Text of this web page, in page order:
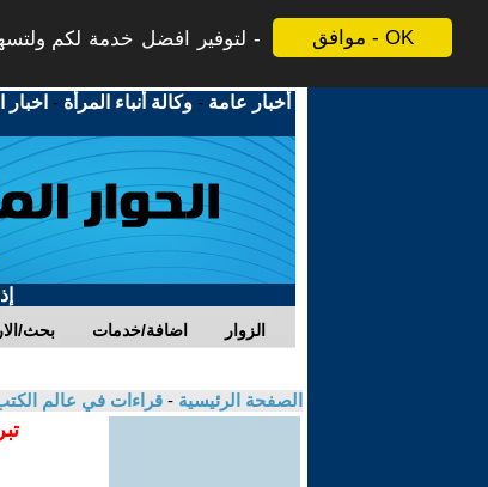
موافق - OK
لتوفير افضل خدمة لكم
أخبار عامة -وكالة أنباء المرأة -
بحث/ اضافة/خدمات الزوار
الصفحة الرئيسية - قراءات في عالم